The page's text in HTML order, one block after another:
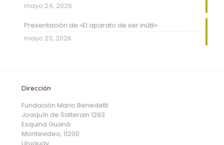
mayo 24, 2026
Presentación de «El aparato de ser inútil»
mayo 23, 2026
Dirección
Fundación Mario Benedetti
Joaquín de Salterain 1293
Esquina Guaná
Montevideo, 11200